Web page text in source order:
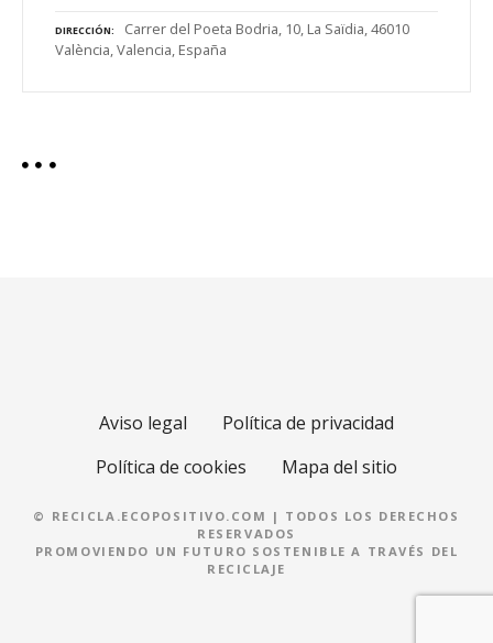
DIRECCIÓN
Carrer del Poeta Bodria, 10, La Saïdia, 46010
València, Valencia, España
Aviso legal
Política de privacidad
Política de cookies
Mapa del sitio
© RECICLA.ECOPOSITIVO.COM | TODOS LOS DERECHOS
RESERVADOS
PROMOVIENDO UN FUTURO SOSTENIBLE A TRAVÉS DEL
RECICLAJE